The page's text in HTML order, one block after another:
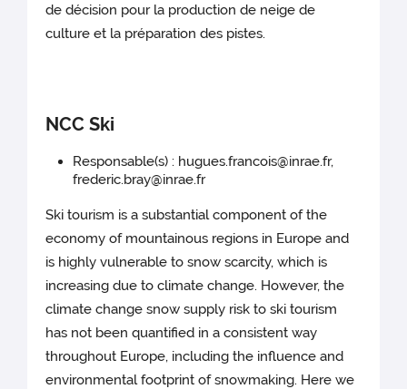
de décision pour la production de neige de
culture et la préparation des pistes.
NCC Ski
Responsable(s) : hugues.francois@inrae.fr,
frederic.bray@inrae.fr
Ski tourism is a substantial component of the
economy of mountainous regions in Europe and
is highly vulnerable to snow scarcity, which is
increasing due to climate change. However, the
climate change snow supply risk to ski tourism
has not been quantified in a consistent way
throughout Europe, including the influence and
environmental footprint of snowmaking. Here we